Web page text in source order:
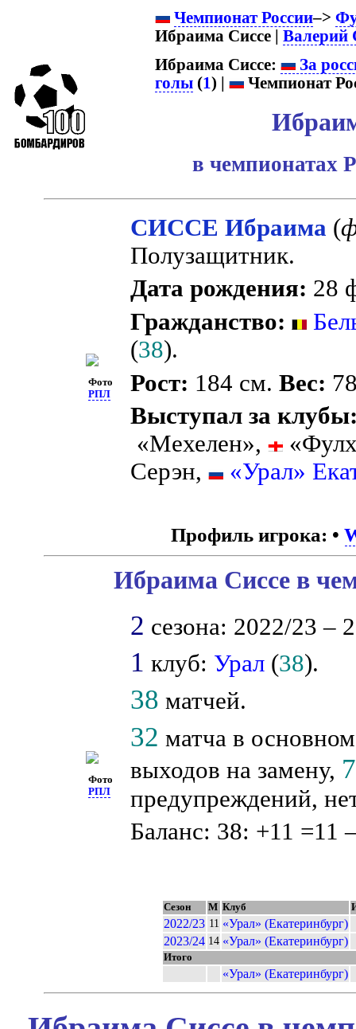
Чемпионат России–>
Ибраима Сиссе | Валерий
Ибраима Сиссе:
За
голы(1) | Чемпионат
в чемпионатах
Фото
РПЛ
СИССЕ Ибраима (
Полузащитник.
Дата рождения: 28
Гражданство:
(38).
Рост: 184 см.Вес:
Выступал за
«Мехелен»,
Серэн,
«Урал»
Профиль игрока: •
Фото
РПЛ
Ибраима Сиссе в
2 сезона: 2022/23 –
1 клуб: Урал (38).
38 матчей.
32 матча в
выходов на замену, 7
предупреждений,
Баланс: 38: +11 =11
Сезон М Клуб
2022/23 11 «Урал» (Екатеринбург)
2023/24 14 «Урал» (Екатеринбург)
Итого
«Урал» (Екатеринбург)